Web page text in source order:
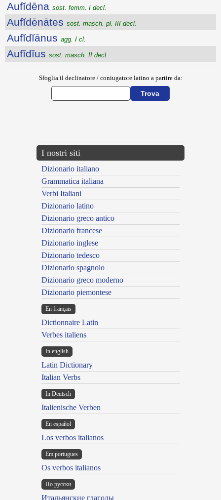
Aufĭdēna sost. femm. I decl.
Aufĭdēnātes sost. masch. pl. III decl.
Aufĭdĭānus agg. I cl.
Aufĭdĭus sost. masch. II decl.
Sfoglia il declinatore / coniugatore latino a partire da:
I nostri siti
Dizionario italiano
Grammatica italiana
Verbi Italiani
Dizionario latino
Dizionario greco antico
Dizionario francese
Dizionario inglese
Dizionario tedesco
Dizionario spagnolo
Dizionario greco moderno
Dizionario piemontese
En français
Dictionnaire Latin
Verbes italiens
In english
Latin Dictionary
Italian Verbs
In Deutsch
Italienische Verben
En español
Los verbos italianos
Em portugues
Os verbos italianos
По русски
Итальянские глаголы